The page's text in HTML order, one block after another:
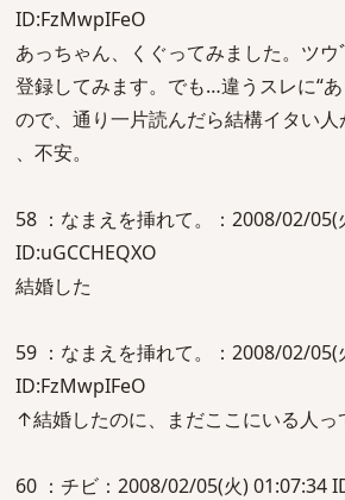
ID:FzMwpIFeO
あっちゃん、くぐってみました。ツウ
登録してみます。でも…違うスレに“
ので、通り一片読んだら結構イタい
、不安。
58 ：なまえを挿れて。：2008/02/05(
ID:uGCCHEQXO
結婚した
59 ：なまえを挿れて。：2008/02/05(
ID:FzMwpIFeO
↑結婚したのに、まだここにいる人
60 ：チビ：2008/02/05(火) 01:07:34